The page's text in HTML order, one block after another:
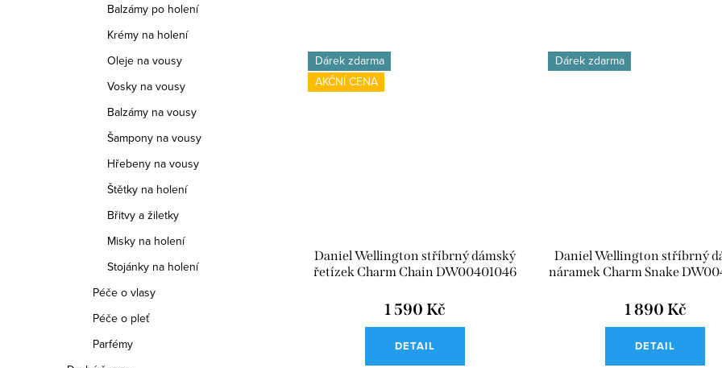
Balzámy po holení
Krémy na holení
Oleje na vousy
Vosky na vousy
Balzámy na vousy
Šampony na vousy
Hřebeny na vousy
Štětky na holení
Břitvy a žiletky
Misky na holení
Stojánky na holení
Péče o vlasy
Péče o pleť
Parfémy
Dárek zdarma
AKČNÍ CENA
Daniel Wellington stříbrný dámský
řetízek Charm Chain DW00401046
1 590 Kč
DETAIL
Dárek zdarma
Daniel Wellington stříbrný
náramek Charm Snake
1 890 Kč
DETAIL